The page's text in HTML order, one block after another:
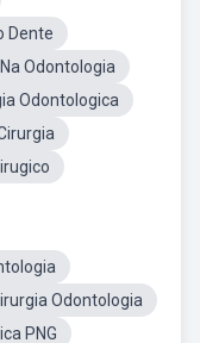
Dente
Odontologia
Odontologica
Odontologia
PNG